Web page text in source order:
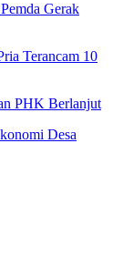
Gerak
Terancam 10
PHK Berlanjut
Desa